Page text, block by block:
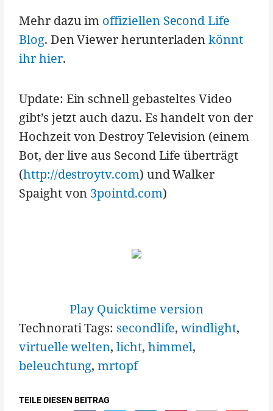
Mehr dazu im offiziellen Second Life
Blog. Den Viewer herunterladenkönnt
ihr hier.
Update: Ein schnell gebasteltes Video
gibt’s jetzt auch dazu. Es handelt von der
Hochzeit von Destroy Television (einem
Bot, der live aus Second Life überträgt
(http://destroytv.com) und Walker
Spaight von 3pointd.com)
Play Quicktime version
Technorati Tags: secondlife,windlight,
virtuelle welten, licht, himmel,
beleuchtung,mrtopf
TEILE DIESEN BEITRAG